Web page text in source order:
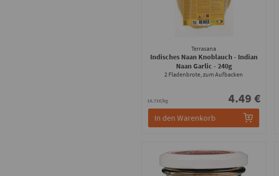
Terrasana
Indisches Naan Knoblauch - Indian
Naan Garlic - 240g
2 Fladenbrote, zum Aufbacken
18.71€/kg 4.49 €
In den Warenkorb